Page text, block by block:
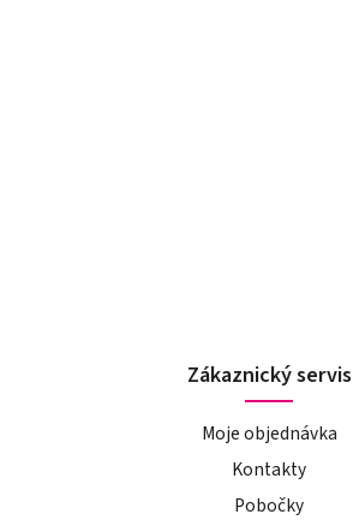
Zákaznický servis
Moje objednávka
Kontakty
Pobočky